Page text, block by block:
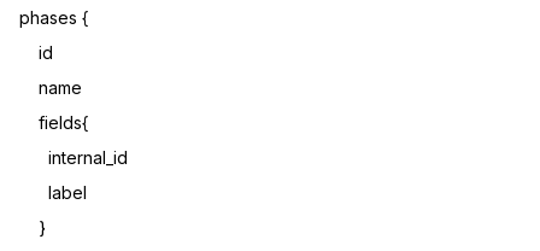
phases {
id
name
fields{
internal_id
label
}